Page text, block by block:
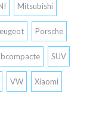
Mitsubishi
Porsche
SUV
VW Xiaomi